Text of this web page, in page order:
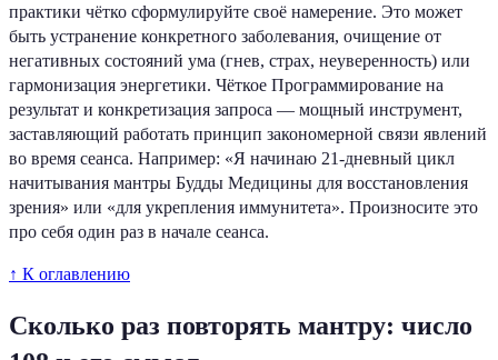
практики чётко сформулируйте своё намерение. Это может
быть устранение конкретного заболевания, очищение от
негативных состояний ума (гнев, страх, неуверенность) или
гармонизация энергетики. Чёткое Программирование на
результат и конкретизация запроса — мощный инструмент,
заставляющий работать принцип закономерной связи явлений
во время сеанса. Например: «Я начинаю 21-дневный цикл
начитывания мантры Будды Медицины для восстановления
зрения» или «для укрепления иммунитета». Произносите это
про себя один раз в начале сеанса.
↑ К оглавлению
Сколько раз повторять мантру: число